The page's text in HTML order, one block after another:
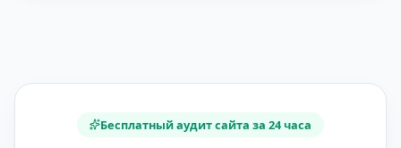
Бесплатный аудит сайта за 24 часа